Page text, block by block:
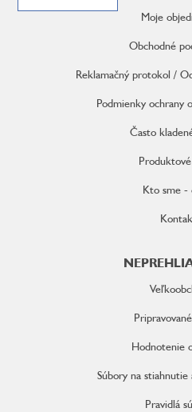
Moje
Obchodné
Reklamačný protokol /
Podmienky ochrany
Často
Kto sme -
Hodnotenie
Súbory na stiahnutie
Pravidlá